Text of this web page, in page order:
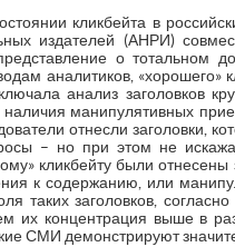
кликбейта в
издателей (АНРИ)
о тотальном
аналитиков, «хорошего»
анализ заголовков
манипулятивных
отнесли заголовки,
– но при этом не
кликбейту были отнесены
к содержанию, или
таких заголовков,
их концентрация выше в
СМИ демонстрируют